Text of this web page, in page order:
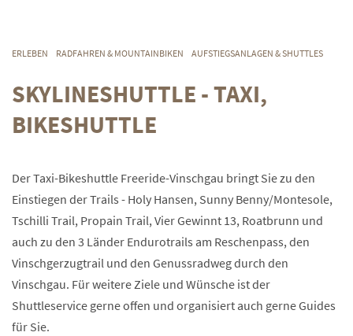
ERLEBEN RADFAHREN & MOUNTAINBIKEN AUFSTIEGSANLAGEN & SHUTTLES
SKYLINESHUTTLE - TAXI,
BIKESHUTTLE
Der Taxi-Bikeshuttle Freeride-Vinschgau bringt Sie zu den
Einstiegen der Trails - Holy Hansen, Sunny Benny/Montesole,
Tschilli Trail, Propain Trail, Vier Gewinnt 13, Roatbrunn und
auch zu den 3 Länder Endurotrails am Reschenpass, den
Vinschgerzugtrail und den Genussradweg durch den
Vinschgau. Für weitere Ziele und Wünsche ist der
Shuttleservice gerne offen und organisiert auch gerne Guides
für Sie.